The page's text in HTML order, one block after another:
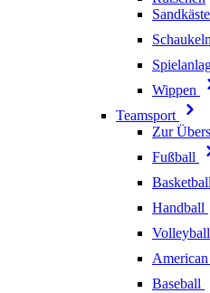
Schaukeln
Wippen
Teamsport
Zur
Fußball
Basketball
Handball
Volleyball
Baseball